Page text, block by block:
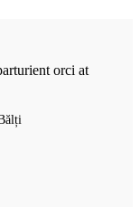
orci at